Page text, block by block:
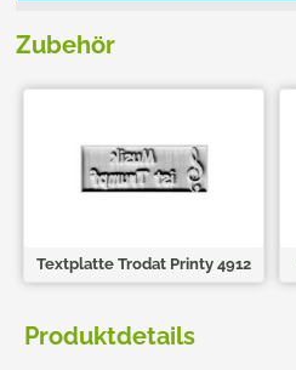
Zubehör
Textplatte Trodat Printy 4912
Produktdetails